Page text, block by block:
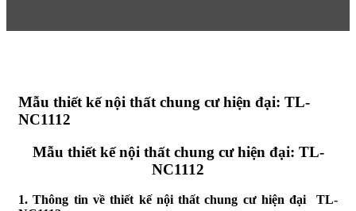
Mẫu thiết kế nội thất chung cư hiện đại: TL-
NC1112
Mẫu thiết kế nội thất chung cư hiện đại: TL-
NC1112
1. Thông tin về thiết kế nội thất chung cư hiện đại TL-